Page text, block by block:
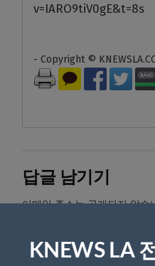
v=IARO9tiV0gE&t=8s
- Copyright ©
답글 남기기
이메일 주소는 공개되지 않습
댓글 *
KNEWS LA